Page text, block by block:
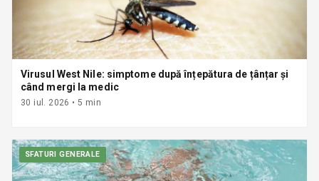
Virusul West Nile: simptome după înțepătura de țânțar și
când mergi la medic
30 iul. 2026 •5 min
SFATURI GENERALE